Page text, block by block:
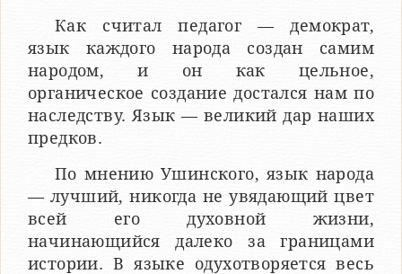
Как считал педагог — демократ,
язык каждого народа создан самим
народом, и он как цельное,
органическое соз­дание достался нам по
наследству. Язык — великий дар наших
предков.
По мнению Ушинского, язык народа
— лучший, никогда не увядающий цвет
всей его духовной жизни,
начинающийся далеко за границами
истории. В языке одухотворяется весь